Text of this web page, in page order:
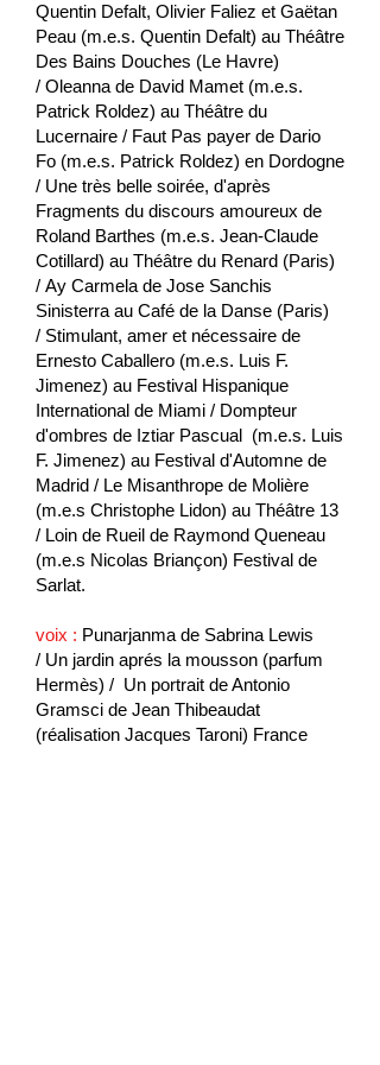
Quentin Defalt, Olivier Faliez et Gaëtan
Peau (m.e.s. Quentin Defalt) au Théâtre
Des Bains Douches (Le Havre)
/ Oleanna de David Mamet (m.e.s.
Patrick Roldez) au Théâtre du
Lucernaire / Faut Pas payer de Dario
Fo (m.e.s. Patrick Roldez) en Dordogne
/ Une très belle soirée, d'après
Fragments du discours amoureux de
Roland Barthes (m.e.s. Jean-Claude
Cotillard) au Théâtre du Renard (Paris)
/ Ay Carmela de Jose Sanchis
Sinisterra au Café de la Danse (Paris)
/ Stimulant, amer et nécessaire de
Ernesto Caballero (m.e.s. Luis F.
Jimenez) au Festival Hispanique
International de Miami / Dompteur
d'ombres de Iztiar Pascual (m.e.s. Luis
F. Jimenez) au Festival d'Automne de
Madrid / Le Misanthrope de Molière
(m.e.s Christophe Lidon) au Théâtre 13
/ Loin de Rueil de Raymond Queneau
(m.e.s Nicolas Briançon) Festival de
Sarlat.
voix : Punarjanma de Sabrina Lewis
/ Un jardin aprés la mousson (parfum
Hermès) / Un portrait de Antonio
Gramsci de Jean Thibeaudat
(réalisation Jacques Taroni) France